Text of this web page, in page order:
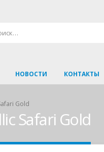
НОВОСТИ КОНТАКТЫ
Gold
Safari Gold